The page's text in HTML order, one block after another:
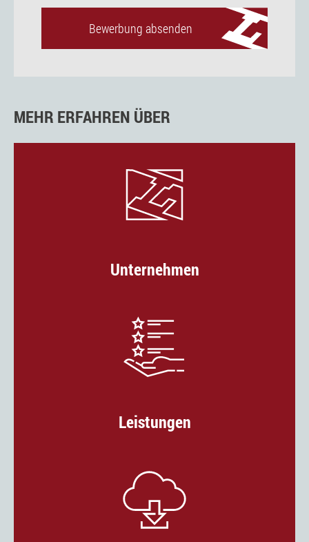
Bewerbung absenden
MEHR ERFAHREN ÜBER
Unternehmen
Leistungen